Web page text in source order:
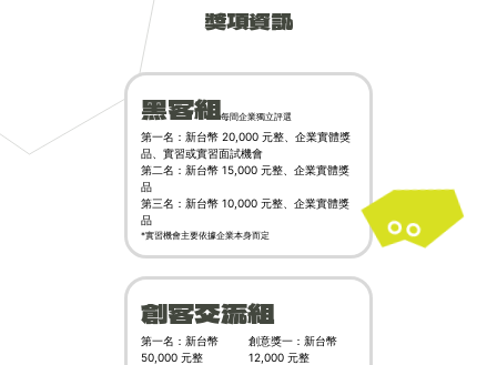
獎項資訊
黑客組每間企業獨立評選
第一名：新台幣 20,000 元整、企業實體獎
品、實習或實習面試機會
第二名：新台幣 15,000 元整、企業實體獎
品
第三名：新台幣 10,000 元整、企業實體獎
品
*實習機會主要依據企業本身而定
創客交流組
第一名：新台幣
50,000 元整
創意獎一：新台幣
12,000 元整